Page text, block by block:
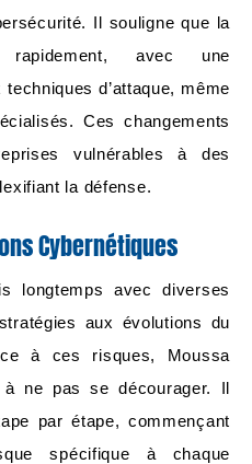
Il souligne que la
rapidement, avec une
d’attaque, même
Ces changements
vulnérables à des
la défense.
Cybernétiques
longtemps avec diverses
aux évolutions du
à ces risques, Moussa
ne pas se décourager. Il
par étape, commençant
spécifique à chaque